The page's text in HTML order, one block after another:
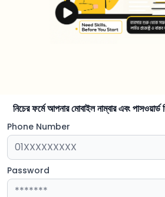
নিচের ফর্মে আপনার মোবাইল নাম্বার এবং
Phone Number
Password